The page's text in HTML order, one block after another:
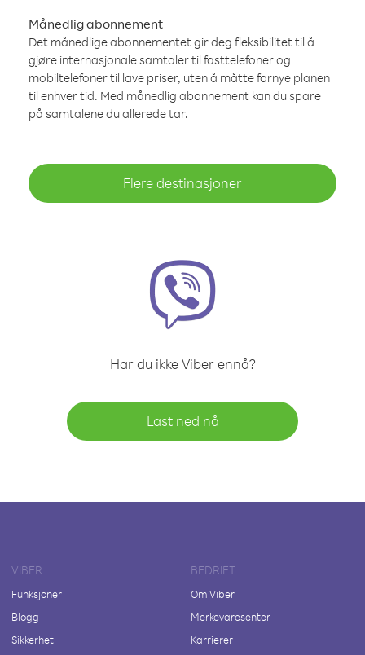
Månedlig abonnement
Det månedlige abonnementet gir deg fleksibilitet til å
gjøre internasjonale samtaler til fasttelefoner og
mobiltelefoner til lave priser, uten å måtte fornye planen
til enhver tid. Med månedlig abonnement kan du spare
på samtalene du allerede tar.
Flere destinasjoner
Har du ikke Viber ennå?
Last ned nå
VIBER
Funksjoner
Blogg
Sikkerhet
BEDRIFT
Om Viber
Merkevaresenter
Karrierer